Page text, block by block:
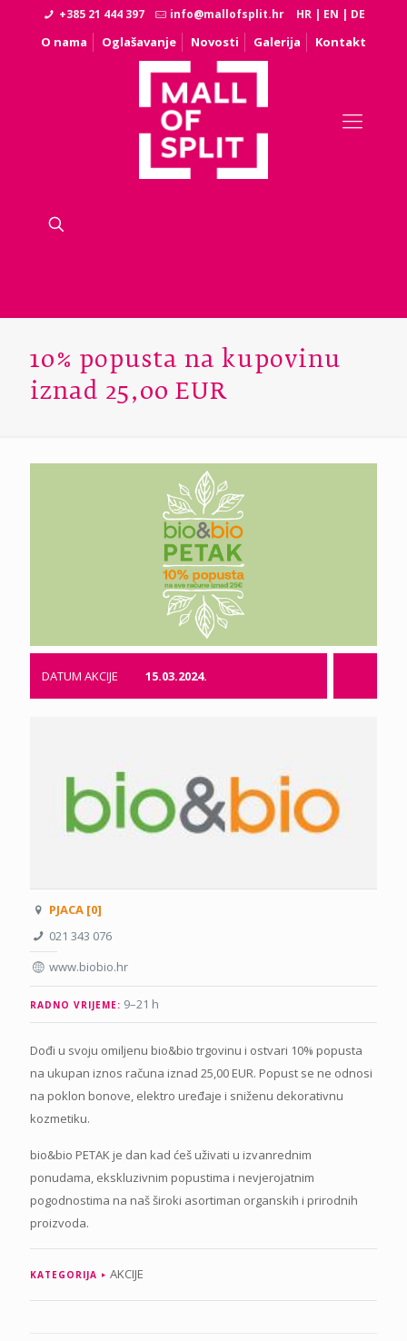
+385 21 444 397 info@mallofsplit.hr HR | EN | DE
O nama Oglašavanje Novosti Galerija Kontakt
10% popusta na kupovinu
iznad 25,00 EUR
DATUM AKCIJE 15.03.2024.
PJACA [0]
021 343 076
www.biobio.hr
RADNO VRIJEME: 9–21 h
Dođi u svoju omiljenu bio&bio trgovinu i ostvari 10% popusta
na ukupan iznos računa iznad 25,00 EUR. Popust se ne odnosi
na poklon bonove, elektro uređaje i sniženu dekorativnu
kozmetiku.
bio&bio PETAK je dan kad ćeš uživati u izvanrednim
ponudama, ekskluzivnim popustima i nevjerojatnim
pogodnostima na naš široki asortiman organskih i prirodnih
proizvoda.
KATEGORIJA AKCIJE